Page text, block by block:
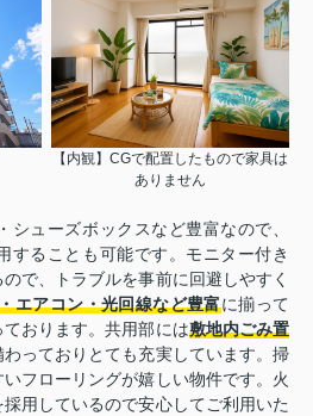
【内観】CGで配置したもので家具は
ありません
シューズボックスなど豊富なので、
することも可能です。モニター付き
で、トラブルを事前に回避しやすく
エアコン・光回線など豊富に揃って
おります。共用部には敷地内ごみ置
わっておりとても充実しています。掃
フローリングが嬉しい物件です。火
用しているので安心してご利用いた